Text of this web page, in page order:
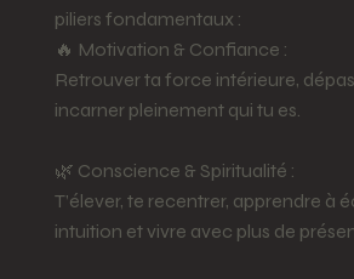
piliers fondamentaux :
🔥 Motivation & Confiance :
Retrouver ta force intérieure,
incarner pleinement qui tu es.
🌿 Conscience & Spiritualité :
T’élever, te recentrer, apprendre à
intuition et vivre avec plus de